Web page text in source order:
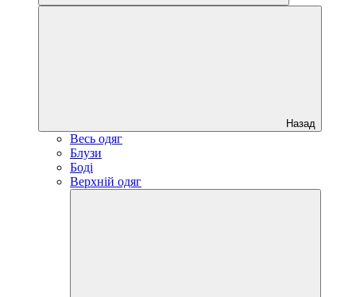
Назад
Весь одяг
Блузи
Боді
Верхній одяг